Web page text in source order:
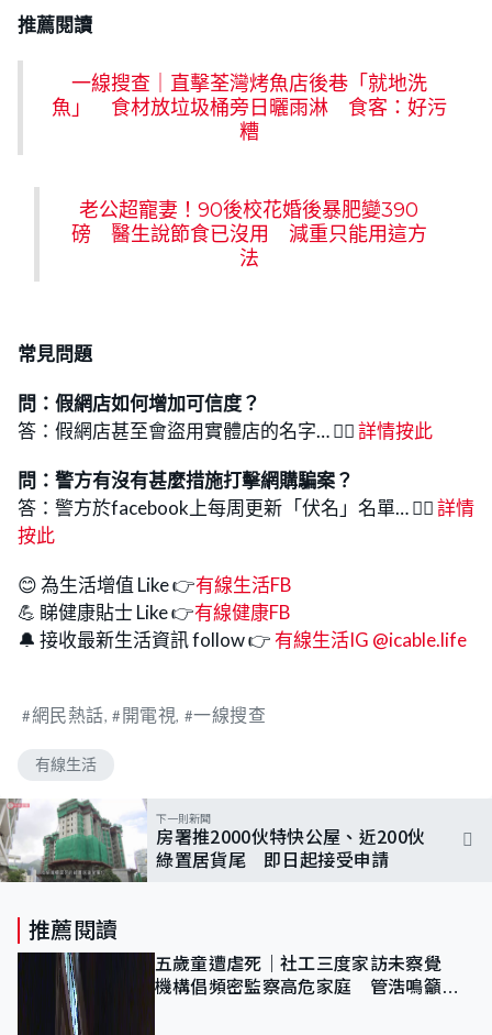
推薦閱讀
一線搜查｜直擊荃灣烤魚店後巷「就地洗
魚」 食材放垃圾桶旁日曬雨淋 食客：好污
糟
老公超寵妻！90後校花婚後暴肥變390
磅 醫生說節食已沒用 減重只能用這方
法
常見問題
問：假網店如何增加可信度？
答：假網店甚至會盜用實體店的名字… 👉🏻詳情按此
問：警方有沒有甚麼措施打擊網購騙案？
答：警方於facebook上每周更新「伏名」名單… 👉🏻詳情
按此
😊 為生活增值 Like 👉有線生活FB
💪 睇健康貼士 Like 👉有線健康FB
🔔 接收最新生活資訊 follow 👉 有線生活IG @icable.life
網民熱話 開電視 一線搜查
有線生活
下一則新聞
房署推2000伙特快公屋、近200伙
綠置居貨尾 即日起接受申請
推薦閱讀
五歲童遭虐死｜社工三度家訪未察覺
機構倡頻密監察高危家庭 管浩鳴籲加